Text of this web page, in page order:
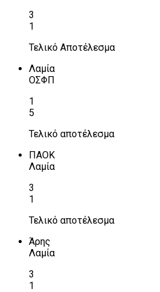
3
1
Τελικό Αποτέλεσμα
Λαμία
ΟΣΦΠ
1
5
Τελικό αποτέλεσμα
ΠΑΟΚ
Λαμία
3
1
Τελικό αποτέλεσμα
Άρης
Λαμία
3
1